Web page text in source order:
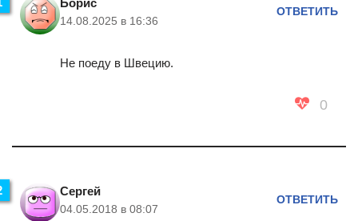
14.08.2025 в 16:36
ОТВЕТИТЬ
Не поеду в Швецию.
0
Сергей
04.05.2018 в 08:07
ОТВЕТИТЬ